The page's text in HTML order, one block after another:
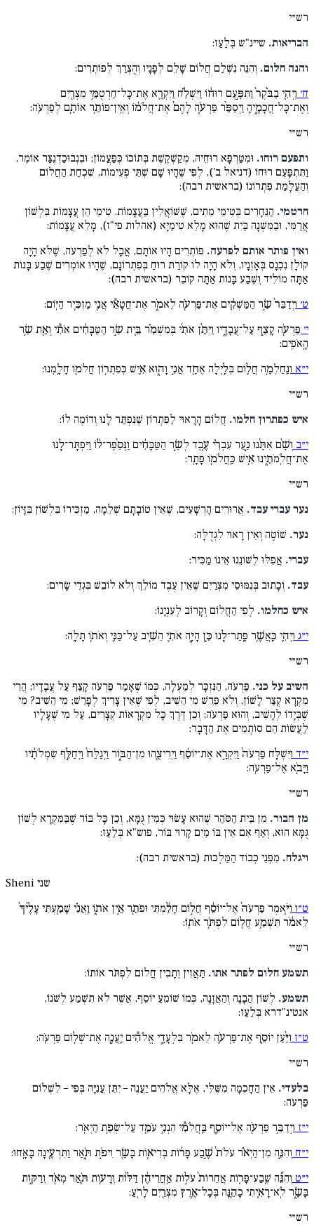
רש״י
הבריאות. שיינ"ש בְּלַעַז:
והנה חלום. וְהִנֵּה נִשְׁלַם חֲלוֹם שָׁלֵם לְפָנָיו וְהֻצְרַךְ לְפוֹתְרִים:
ח׳ וַיְהִ֤י בַבֹּ֨קֶר֙ וַתִּפָּ֣עֶם רוּח֔וֹ וַיִּשְׁלַ֗ח וַיִּקְרָ֛א אֶת־כָּל־חַרְטֻמֵּ֥י מִצְרַ֖יִם
וְאֶת־כָּל־חֲכָמֶ֑יהָ וַיְסַפֵּ֨ר פַּרְעֹ֤ה לָהֶם֙ אֶת־חֲלֹמ֔וֹ וְאֵֽין־פּוֹתֵ֥ר אוֹתָ֖ם לְפַרְעֹֽה:
רש״י
ותפעם רוחו. וּמִטַּרְפָּא רוּחֵיהּ, מְקַשְׁקֶשֶׁת בְּתוֹכוֹ כְּפַעֲמוֹן; וּבִנְבוּכַדְנֶצַּר אוֹמֵר,
וַתִּתְפָּעֶם רוּחוֹ (דניאל ב'), לְפִי שֶׁהָיוּ שָׁם שְׁתֵּי פְעִימוֹת, שִׁכְחַת הַחֲלוֹם
וְהַעֲלָמַת פִּתְרוֹנוֹ (בראשית רבה):
חרטמי. הַנֵּחָרִים בְּטִימֵי מֵתִים, שֶׁשּׁוֹאֲלִין בַּעֲצָמוֹת. טִימֵי הֵן עֲצָמוֹת בִּלְשׁוֹן
אֲרַמִּי, וּבַמִּשְׁנָה בַּיִת שֶׁהוּא מָלֵא טִימַיָּא (אהלות פי"ז), מָלֵא עֲצָמוֹת:
ואין פותר אותם לפרעה. פּוֹתְרִים הָיוּ אוֹתָם, אֲבָל לֹא לְפַרְעֹה, שֶׁלֹּא הָיָה
קוֹלָן נִכְנָס בְּאָזְנָיו, וְלֹא הָיָה לוֹ קוֹרַת רוּחַ בְּפִתְרוֹנָם, שֶׁהָיוּ אוֹמְרִים שֶׁבַע בָּנוֹת
אַתָּה מוֹלִיד וְשֶׁבַע בָּנוֹת אַתָּה קוֹבֵר (בראשית רבה):
ט׳ וַיְדַבֵּר֙ שַׂ֣ר הַמַּשְׁקִ֔ים אֶת־פַּרְעֹ֖ה לֵאמֹ֑ר אֶת־חֲטָאַ֕י אֲנִ֖י מַזְכִּ֥יר הַיּֽוֹם:
י׳ פַּרְעֹ֖ה קָצַ֣ף עַל־עֲבָדָ֑יו וַיִּתֵּ֨ן אֹתִ֜י בְּמִשְׁמַ֗ר בֵּ֚ית שַׂ֣ר הַטַּבָּחִ֔ים אֹתִ֕י וְאֵ֖ת שַׂ֥ר
הָֽאֹפִֽים:
י״א וַנַּֽחַלְמָ֥ה חֲל֛וֹם בְּלַ֥יְלָה אֶחָ֖ד אֲנִ֣י וָה֑וּא אִ֛ישׁ כְּפִתְר֥וֹן חֲלֹמ֖וֹ חָלָֽמְנוּ:
רש״י
איש כפתרון חלמו. חֲלוֹם הָרָאוּי לַפִּתְרוֹן שֶׁנִּפְתַּר לָנוּ וְדוֹמֶה לוֹ:
י״ב וְשָׁ֨ם אִתָּ֜נוּ נַ֣עַר עִבְרִ֗י עֶ֚בֶד לְשַׂ֣ר הַטַּבָּחִ֔ים וַנְּסַ֙פֶּר־ל֔וֹ וַיִּפְתָּר־לָ֖נוּ
אֶת־חֲלֹֽמֹתֵ֑ינוּ אִ֥ישׁ כַּֽחֲלֹמ֖וֹ פָּתָֽר:
רש״י
נער עברי עבד. אֲרוּרִים הָרְשָׁעִים, שֶׁאֵין טוֹבָתָם שְׁלֵמָה, מַזְכִּירוֹ בִּלְשׁוֹן בִּזָּיוֹן:
נער. שׁוֹטֶה וְאֵין רָאוּי לִגְדֻלָּה:
עברי. אֲפִלּוּ לְשׁוֹנֵנוּ אֵינוֹ מַכִּיר:
עבד. וְכָתוּב בְּנִמּוּסֵי מִצְרַיִם שֶׁאֵין עֶבֶד מוֹלֵךְ וְלֹא לוֹבֵשׁ בִּגְדֵי שָׂרִים:
איש כחלמו. לְפִי הַחֲלוֹם וְקָרוֹב לְעִנְיָנוֹ:
י״ג וַיְהִ֛י כַּֽאֲשֶׁ֥ר פָּֽתַר־לָ֖נוּ כֵּ֣ן הָיָ֑ה אֹתִ֛י הֵשִׁ֥יב עַל־כַּנִּ֖י וְאֹת֥וֹ תָלָֽה:
רש״י
השיב על כני. פַּרְעֹה, הַנִּזְכָּר לְמַעְלָה, כְּמוֹ שֶׁאָמַר פַּרְעֹה קָצַף עַל עֲבָדָיו; הֲרֵי
מִקְרָא קְצַר לָשׁוֹן, וְלֹא פֵּרֵשׁ מִי הֵשִׁיב, לְפִי שֶׁאֵין צָרִיךְ לְפָרֵשׁ; מִי הֵשִׁיב? מִי
שֶׁבְּיָדוֹ לְהָשִׁיב, וְהוּא פַּרְעֹה; וְכֵן דֶּרֶךְ כָּל מִקְרָאוֹת קְצָרִים, עַל מִי שֶׁעָלָיו
לַעֲשׂוֹת הֵם סוֹתְמִים אֶת הַדָּבָר:
י״ד וַיִּשְׁלַ֤ח פַּרְעֹה֙ וַיִּקְרָ֣א אֶת־יוֹסֵ֔ף וַיְרִיצֻ֖הוּ מִן־הַבּ֑וֹר וַיְגַלַּח֙ וַיְחַלֵּ֣ף שִׂמְלֹתָ֔יו
וַיָּבֹ֖א אֶל־פַּרְעֹֽה:
רש״י
מן הבור. מִן בֵּית הַסֹּהַר שֶׁהוּא עָשׂוּי כְּמִין גֻּמָּא, וְכֵן כָּל בּוֹר שֶׁבַּמִּקְרָא לְשׁוֹן
גֻּמָּא הוּא, וְאַף אִם אֵין בּוֹ מַיִם קָרוּי בּוֹר, פוש"א בְּלַעַז:
ויגלח. מִפְּנֵי כְבוֹד הַמַּלְכוּת (בראשית רבה):
Sheni שני
ט״ו וַיֹּ֤אמֶר פַּרְעֹה֙ אֶל־יוֹסֵ֔ף חֲל֣וֹם חָלַ֔מְתִּי וּפֹתֵ֖ר אֵ֣ין אֹת֑וֹ וַֽאֲנִ֗י שָׁמַ֤עְתִּי עָלֶ֨יךָ֙
לֵאמֹ֔ר תִּשְׁמַ֥ע חֲל֖וֹם לִפְתֹּ֥ר אֹתֽוֹ:
רש״י
תשמע חלום לפתר אתו. תַּאֲזִין וְתָבִין חֲלוֹם לִפְתֹּר אוֹתוֹ:
תשמע. לְשׁוֹן הֲבָנָה וְהַאֲזָנָה, כְּמוֹ שׁוֹמֵעַ יוֹסֵף, אֲשֶׁר לֹא תִשְׁמַע לְשֹׁנוֹ,
אנטינ"דרא בְּלַעַז:
ט״ז וַיַּ֨עַן יוֹסֵ֧ף אֶת־פַּרְעֹ֛ה לֵאמֹ֖ר בִּלְעָדָ֑י אֱלֹהִ֕ים יַֽעֲנֶ֖ה אֶת־שְׁל֥וֹם פַּרְעֹֽה:
רש״י
בלעדי. אֵין הַחָכְמָה מִשֶּׁלִּי, אֶלָּא אֱלֹהִים יַעֲנֶה – יִתֵּן עֲנִיָּה בְּפִי – לִשְׁלוֹם
פַּרְעֹה:
י״ז וַיְדַבֵּ֥ר פַּרְעֹ֖ה אֶל־יוֹסֵ֑ף בַּֽחֲלֹמִ֕י הִנְנִ֥י עֹמֵ֖ד עַל־שְׂפַ֥ת הַיְאֹֽר:
י״ח וְהִנֵּ֣ה מִן־הַיְאֹ֗ר עֹלֹת֙ שֶׁ֣בַע פָּר֔וֹת בְּרִיא֥וֹת בָּשָׂ֖ר וִיפֹ֣ת תֹּ֑אַר וַתִּרְעֶ֖ינָה בָּאָֽחוּ:
י״ט וְהִנֵּ֞ה שֶֽׁבַע־פָּר֤וֹת אֲחֵרוֹת֙ עֹל֣וֹת אַֽחֲרֵיהֶ֔ן דַּלּ֨וֹת וְרָע֥וֹת תֹּ֛אַר מְאֹ֖ד וְרַקּ֣וֹת
בָּשָׂ֑ר לֹֽא־רָאִ֧יתִי כָהֵ֛נָּה בְּכָל־אֶ֥רֶץ מִצְרַ֖יִם לָרֹֽעַ:
רש״י